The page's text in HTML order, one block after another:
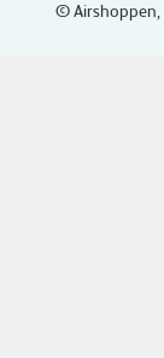
© Airshoppen